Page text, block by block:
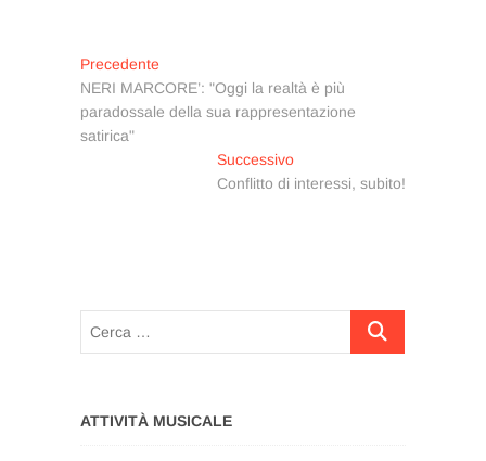
Navigazione
articoli
Precedente
precedente:
NERI MARCORE’: "Oggi la realtà è più
paradossale della sua rappresentazione
satirica"
SuccessivoArticolo
successivo:
Conflitto di interessi, subito!
Cerca
ATTIVITÀ MUSICALE